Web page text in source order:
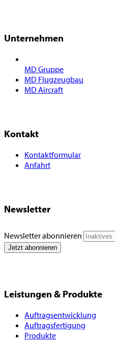
Unternehmen
MD Gruppe
MD Flugzeugbau
MD Aircraft
Kontakt
Kontaktformular
Anfahrt
Newsletter
Newsletter abonnieren
Leistungen & Produkte
Auftragsentwicklung
Auftragsfertigung
Produkte